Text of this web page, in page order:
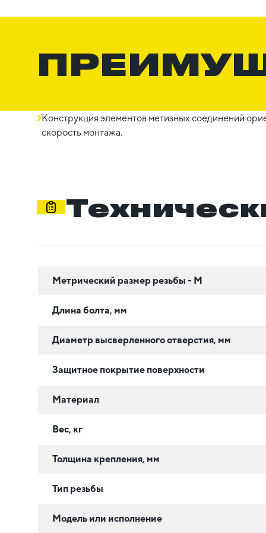
Конструкция элементов метизных соединений
скорость монтажа.
Метрический размер резьбы - М
Длина болта, мм
Диаметр высверленного отверстия, мм
Защитное покрытие поверхности
Материал
Вес, кг
Толщина крепления, мм
Тип резьбы
Модель или исполнение